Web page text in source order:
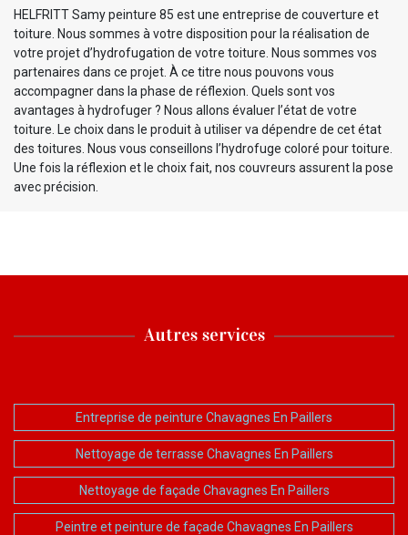
HELFRITT Samy peinture 85 est une entreprise de couverture et
toiture. Nous sommes à votre disposition pour la réalisation de
votre projet d’hydrofugation de votre toiture. Nous sommes vos
partenaires dans ce projet. À ce titre nous pouvons vous
accompagner dans la phase de réflexion. Quels sont vos
avantages à hydrofuger ? Nous allons évaluer l’état de votre
toiture. Le choix dans le produit à utiliser va dépendre de cet état
des toitures. Nous vous conseillons l’hydrofuge coloré pour toiture.
Une fois la réflexion et le choix fait, nos couvreurs assurent la pose
avec précision.
Autres services
Entreprise de peinture Chavagnes En Paillers
Nettoyage de terrasse Chavagnes En Paillers
Nettoyage de façade Chavagnes En Paillers
Peintre et peinture de façade Chavagnes En Paillers